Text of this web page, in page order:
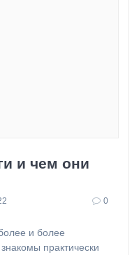
и чем они
0
и более
практически